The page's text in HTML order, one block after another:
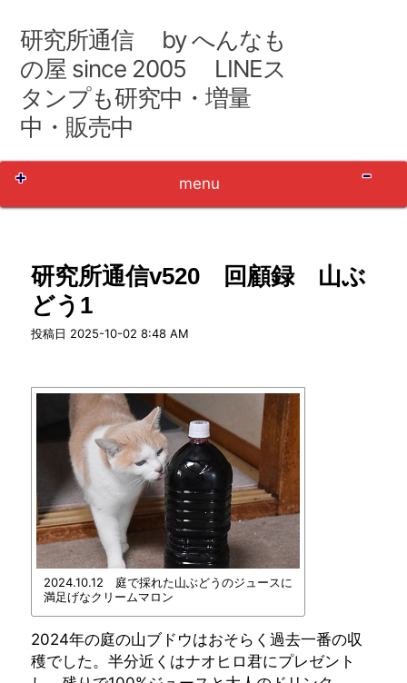
テ
ン
ツ
へ
研究所通信 by へんなも
の屋 since 2005 LINEス
タンプも研究中・増量
中・販売中
menu
研究所通信v520 回顧録 山ぶ
どう1
投稿日 2025-10-02 8:48 AM
2024.10.12 庭で採れた山ぶどうのジュースに
満足げなクリームマロン
2024年の庭の山ブドウはおそらく過去一番の収
穫でした。半分近くはナオヒロ君にプレゼント